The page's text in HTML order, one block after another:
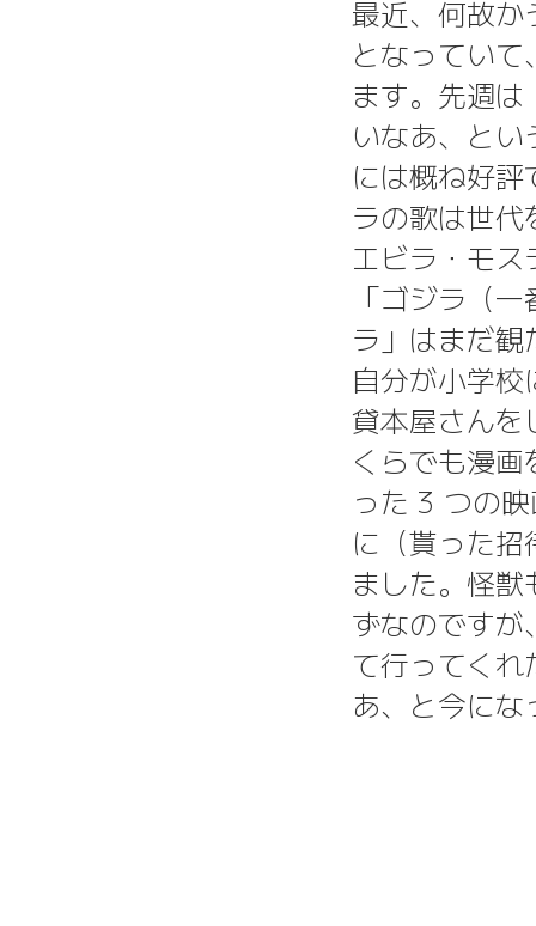
最近、何故
となってい
ます。先週
いなあ、と
には概ね好
ラの歌は世
エビラ・モ
「ゴジラ（
ラ」はまだ
自分が小学
貸本屋さん
くらでも漫
った 3 つの
に（貰った
ました。怪
ずなのです
て行ってく
あ、と今に